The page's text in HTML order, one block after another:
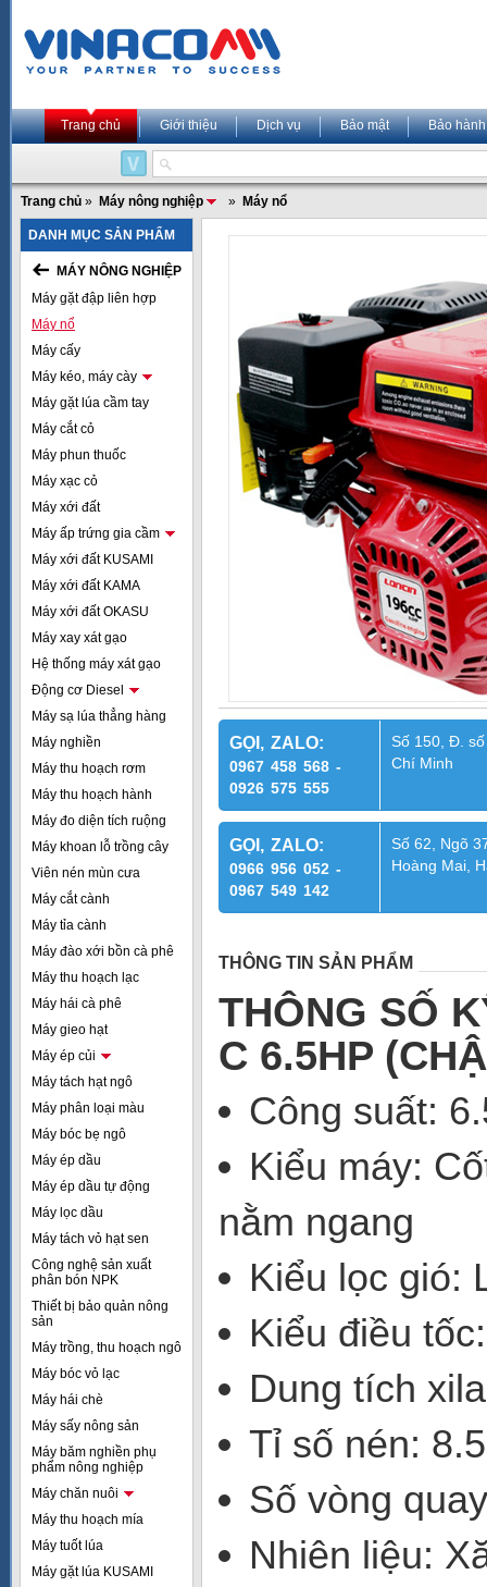
Trang chủ Giới thiệu Dịch vụ Bảo mật Bảo hành
Trang chủ » Máy nông nghiệp » Máy nổ
DANH MỤC SẢN PHẨM
MÁY NÔNG NGHIỆP
Máy gặt đập liên hợp
Máy nổ
Máy cấy
Máy kéo, máy cày
Máy gặt lúa cầm tay
Máy cắt cỏ
Máy phun thuốc
Máy xạc cỏ
Máy xới đất
Máy ấp trứng gia cầm
Máy xới đất KUSAMI
Máy xới đất KAMA
Máy xới đất OKASU
Máy xay xát gạo
Hệ thống máy xát gạo
Động cơ Diesel
Máy sạ lúa thẳng hàng
Máy nghiền
Máy thu hoạch rơm
Máy thu hoạch hành
Máy đo diện tích ruộng
Máy khoan lỗ trồng cây
Viên nén mùn cưa
Máy cắt cành
Máy tỉa cành
Máy đào xới bồn cà phê
Máy thu hoạch lạc
Máy hái cà phê
Máy gieo hạt
Máy ép củi
Máy tách hạt ngô
Máy phân loại màu
Máy bóc bẹ ngô
Máy ép dầu
Máy ép dầu tự động
Máy lọc dầu
Máy tách vỏ hạt sen
Công nghệ sản xuất
phân bón NPK
Thiết bị bảo quản nông
sản
Máy trồng, thu hoạch ngô
Máy bóc vỏ lạc
Máy hái chè
Máy sấy nông sản
Máy băm nghiền phụ
phẩm nông nghiệp
Máy chăn nuôi
Máy thu hoạch mía
Máy tuốt lúa
Máy gặt lúa KUSAMI
GỌI, ZALO:
0967 458 568 -
0926 575 555
Số 150, Đ.
Chí Minh
GỌI, ZALO:
0966 956 052 -
0967 549 142
Số 62, Ngõ
Hoàng Mai,
THÔNG TIN SẢN PHẨM
THÔNG SỐ
C 6.5HP
Công suất:
Kiểu máy:
nằm ngang
Kiểu lọc gió:
Kiểu điều
Dung tích
Tỉ số nén:
Số vòng
Nhiên liệu: